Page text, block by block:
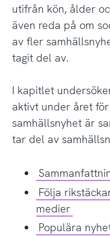
utifrån kön, ålder
även reda på om
av fler
tagit del av.
I kapitlet
aktivt under året
samhällsnyhet är
tar del av
Följa
medier
Populära